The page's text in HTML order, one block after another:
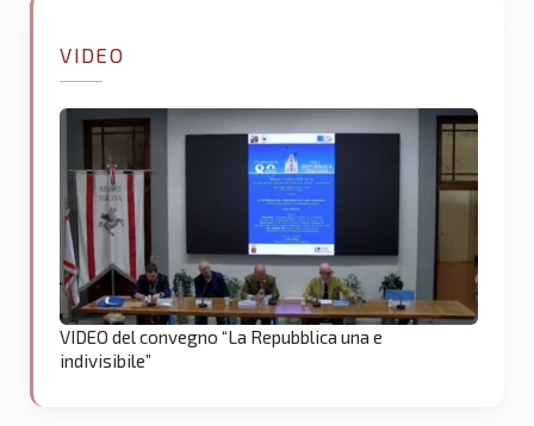
VIDEO
VIDEO del convegno “La Repubblica una e
indivisibile”